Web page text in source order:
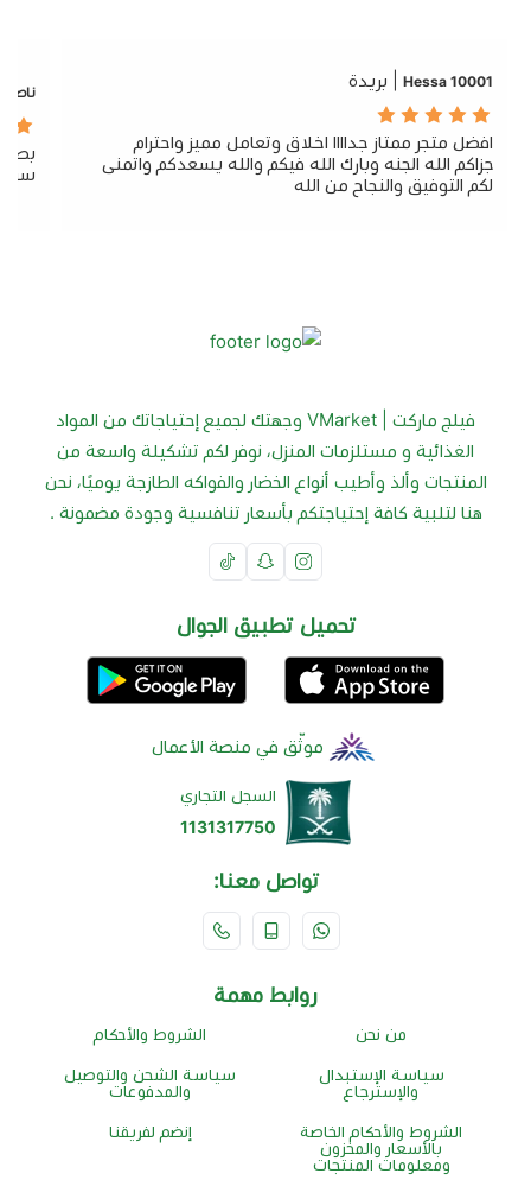
10001 Hessa | بريدة
افضل متجر ممتاز جداااا اخلاق وتعامل مميز واحترام
جزاكم الله الجنه وبارك الله فيكم والله يسعدكم واتمنى
لكم التوفيق والنجاح من الله
ناصر
فيلج ماركت | VMarket وجهتك لجميع إحتياجاتك من المواد
الغذائية و مستلزمات المنزل، نوفر لكم تشكيلة واسعة من
المنتجات وألذ وأطيب أنواع الخضار والفواكه الطازجة يوميًا، نحن
هنا لتلبية كافة إحتياجتكم بأسعار تنافسية وجودة مضمونة .
تحميل تطبيق الجوال
موثّق في منصة الأعمال
السجل التجاري
1131317750
تواصل معنا:
روابط مهمة
من نحن الشروط والأحكام
سياسة الإستبدال
والإسترجاع
سياسة الشحن والتوصيل
والمدفوعات
الشروط والأحكام الخاصة
بالأسعار والمخزون
ومعلومات المنتجات
إنضم لفريقنا